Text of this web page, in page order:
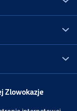
Zlowokazje